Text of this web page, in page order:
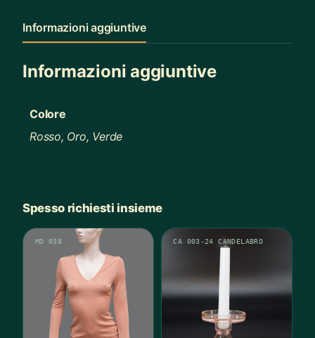
Informazioni aggiuntive
Informazioni aggiuntive
Colore
Rosso, Oro, Verde
Spesso richiesti insieme
MD 038 CA 003-24 CANDELABRO